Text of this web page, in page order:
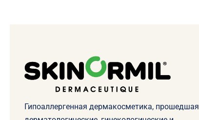
Гипоаллергенная дермакосметика, прошедшая